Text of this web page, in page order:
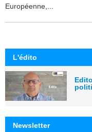
Européenne,...
L'édito
Newsletter